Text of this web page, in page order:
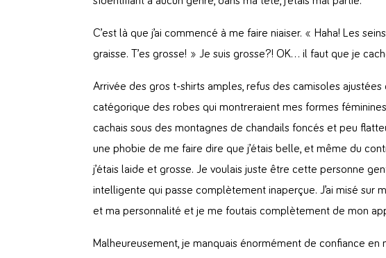
C’est là que j’ai commencé à me faire niaiser. « Haha! Les
graisse. T’es grosse! » Je suis grosse?! OK… il faut que je
Arrivée des gros t-shirts amples, refus des camisoles ajustées
catégorique des robes qui montreraient mes formes
cachais sous des montagnes de chandails foncés et peu
une phobie de me faire dire que j’étais belle, et même du
j’étais laide et grosse. Je voulais juste être cette personne
intelligente qui passe complètement inaperçue. J’ai misé sur
et ma personnalité et je me foutais complètement de mon
Malheureusement, je manquais énormément de confiance en